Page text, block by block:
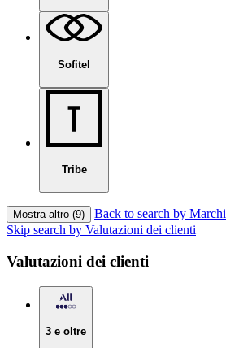
Sofitel
Tribe
Mostra altro (9)
Back to search by Marchi
Skip search by Valutazioni dei clienti
Valutazioni dei clienti
3 e oltre